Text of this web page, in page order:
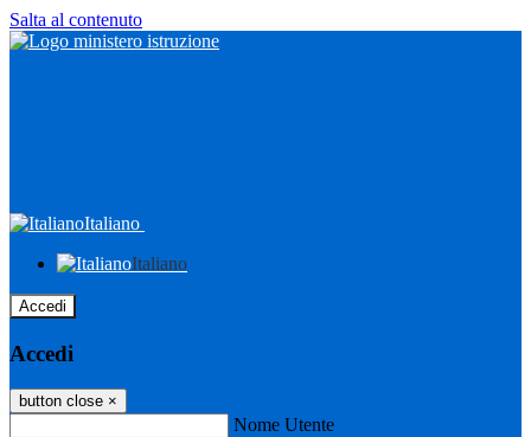
Salta al contenuto
Italiano
Italiano
Accedi
Accedi
button close ×
Nome Utente